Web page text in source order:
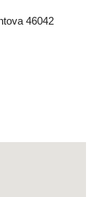
46042